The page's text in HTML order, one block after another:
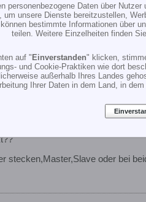
Exemplare nicht zum kostenlosen
lange bunkert er denn die Jives
v9 gefixtes Problem, was den
(Motor dran)? Sicher, dass da
stecken,Master,Slave oder bei
personenbezogene Daten über
um unsere Dienste bereitzustellen,
bestimmte Informationen über
teilen. Weitere Einzelheiten finden
auf "Einverstanden" klicken,
und Cookie-Praktiken wie dort
außerhalb Ihres Landes
Ihrer Daten in dem Land, in